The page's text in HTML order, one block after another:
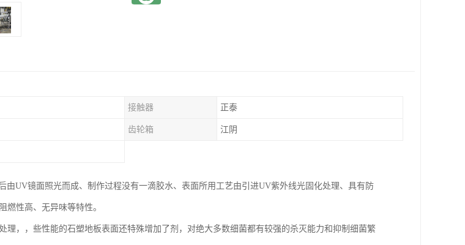
接触器 正泰
齿轮箱 江阴
由UV镜面照光而成、制作过程没有一滴胶水、表面所用工艺由引进UV紫外线光固化处理、具有防
燃性高、无异味等特性。
理，，些性能的石塑地板表面还特殊增加了剂，对绝大多数细菌都有较强的杀灭能力和抑制细菌繁